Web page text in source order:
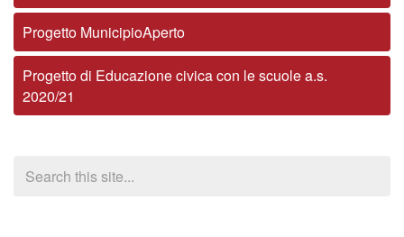
Progetto MunicipioAperto
Progetto di Educazione civica con le scuole a.s.
2020/21